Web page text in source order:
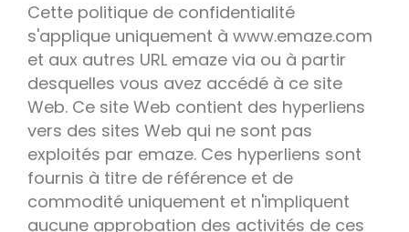
Cette politique de confidentialité
s'applique uniquement à www.emaze.com
et aux autres URL emaze via ou à partir
desquelles vous avez accédé à ce site
Web. Ce site Web contient des hyperliens
vers des sites Web qui ne sont pas
exploités par emaze. Ces hyperliens sont
fournis à titre de référence et de
commodité uniquement et n'impliquent
aucune approbation des activités de ces